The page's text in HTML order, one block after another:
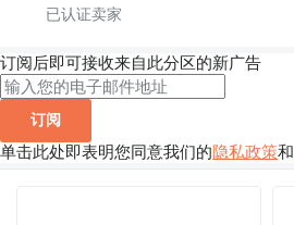
订阅后即可接收来自此分区的新广告
订阅
单击此处即表明您同意我们的隐私政策和